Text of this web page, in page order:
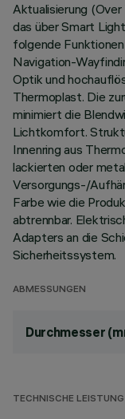
Aktualisierung
das über Smart
folgende
Navigation-
Optik und
Thermoplast. Die
minimiert die
Lichtkomfort.
Innenring aus
lackierten oder
Versorgungs-/
Farbe wie die
abtrennbar.
Adapters an die
Sicherheitssystem.
ABMESSUNGEN
Durchmesser
TECHNISCHE LEISTUNG